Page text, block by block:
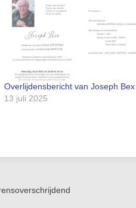
Overlijdensbericht van Joseph Bex
13 juli 2025